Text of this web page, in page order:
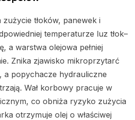
tłoków, panewek i
temperaturze luz tłok–
a warstwa olejowa pełniej
Znika zjawisko mikroprzytarć
a popychacze hydrauliczne
Wał korbowy pracuje w
co obniża ryzyko zużycia
otrzymuje olej o właściwej